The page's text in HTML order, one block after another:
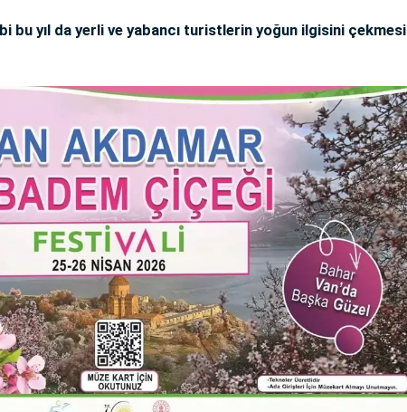
bu yıl da yerli ve yabancı turistlerin yoğun ilgisini çekmesi